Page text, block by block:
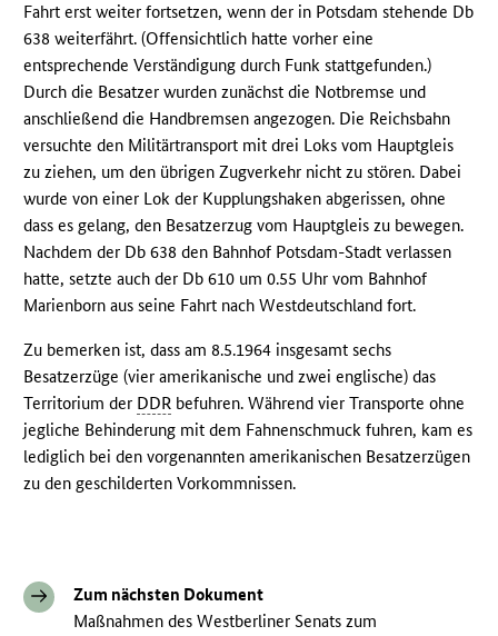
Fahrt erst weiter fortsetzen, wenn der in Potsdam stehende Db
638 weiterfährt. (Offensichtlich hatte vorher eine
entsprechende Verständigung durch Funk stattgefunden.)
Durch die Besatzer wurden zunächst die Notbremse und
anschließend die Handbremsen angezogen. Die Reichsbahn
versuchte den Militärtransport mit drei Loks vom Hauptgleis
zu ziehen, um den übrigen Zugverkehr nicht zu stören. Dabei
wurde von einer Lok der Kupplungshaken abgerissen, ohne
dass es gelang, den Besatzerzug vom Hauptgleis zu bewegen.
Nachdem der Db 638 den Bahnhof Potsdam-Stadt verlassen
hatte, setzte auch der Db 610 um 0.55 Uhr vom Bahnhof
Marienborn aus seine Fahrt nach Westdeutschland fort.
Zu bemerken ist, dass am 8.5.1964 insgesamt sechs
Besatzerzüge (vier amerikanische und zwei englische) das
Territorium der DDR befuhren. Während vier Transporte ohne
jegliche Behinderung mit dem Fahnenschmuck fuhren, kam es
lediglich bei den vorgenannten amerikanischen Besatzerzügen
zu den geschilderten Vorkommnissen.
Zum nächsten Dokument
Maßnahmen des Westberliner Senats zum